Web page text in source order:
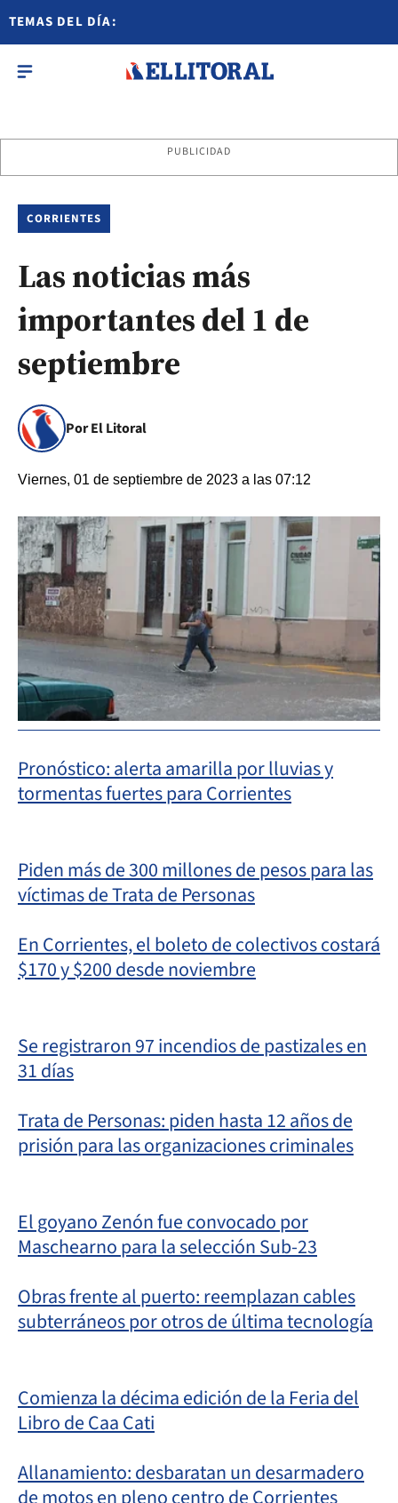
TEMAS DEL DÍA:
PUBLICIDAD
CORRIENTES
Las noticias más
importantes del 1 de
septiembre
Por El Litoral
Viernes, 01 de septiembre de 2023 a las 07:12
Pronóstico: alerta amarilla por lluvias y
tormentas fuertes para Corrientes
Piden más de 300 millones de pesos para las
víctimas de Trata de Personas
En Corrientes, el boleto de colectivos costará
$170 y $200 desde noviembre
Se registraron 97 incendios de pastizales en
31 días
Trata de Personas: piden hasta 12 años de
prisión para las organizaciones criminales
El goyano Zenón fue convocado por
Maschearno para la selección Sub-23
Obras frente al puerto: reemplazan cables
subterráneos por otros de última tecnología
Comienza la décima edición de la Feria del
Libro de Caa Cati
Allanamiento: desbaratan un desarmadero